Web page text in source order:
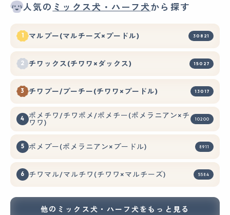
人気の ミックス犬・ハーフ犬から探す
マルプー(マルチーズ×プードル) 30821
チワックス(チワワ×ダックス) 15027
チワプー/プーチー(チワワ×プードル) 13017
ポメチワ/チワポメ/ポメチー(ポメラニアン×チ
ワワ) 10200
ポメプー(ポメラニアン×プードル) 8911
チワマル/マルチワ(チワワ×マルチーズ) 5584
他のミックス犬・ハーフ犬をもっと見る